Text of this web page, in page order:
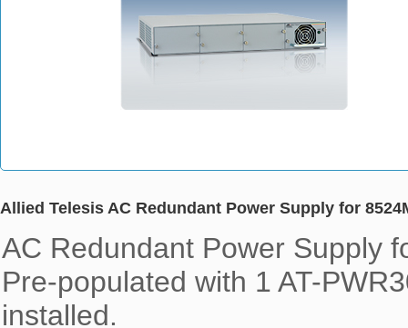
Allied Telesis AC Redundant Power Supply for
AC Redundant Power Supply
Pre-populated with 1 AT-
installed.